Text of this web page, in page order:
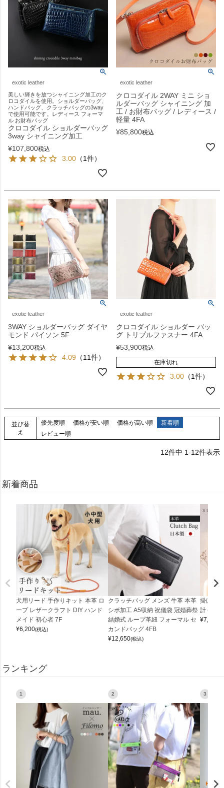
exotic leather
美しい輝きを放つシャイニング加工のク
ロコダイルを使用。ショルダーバッグ、
ハンドバッグ、クラッチバッグの3way
で使用可能です。レディース フォーマ
ル お財布バッグ
クロコダイル ショルダーバッグ
3way シャイニング加工
¥107,800税込
3.00 （1件）
exotic leather
クロコダイル 2WAY ミニ ショ
ルダーバッグ シャイニング 加
工 / お財布バッグ / レディース /
軽量 4FA
¥85,800税込
exotic leather
3WAY ショルダーバッグ ダイヤ
モンド パイソン 5F
¥13,200税込
4.09 （11件）
exotic leather
クロコダイル ショルダー バッ
グ トリプルファスナー 4FA
¥53,900税込
在庫切れ
3.00 （1件）
並び替
え
優先度順 価格が安い順 価格が高い順
新着順
レビュー順
12件中 1-12件表示
新着商品
犬用リード 手作りキット 本革 ロ
ープ レザークラフト DIY ハンド
メイド 初心者 7F
¥6,200(税込)
クラッチバッグ メンズ 牛革 本革
シボ加工 A5収納 祝儀袋 冠婚葬祭
結婚式 ループ革紐 フォーマル セ
カンドバッグ 4FB
¥12,650(税込)
掛け時
計
¥7,150
ランキング
1 2 3